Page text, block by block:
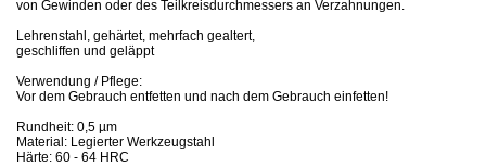
von Gewinden oder des Teilkreisdurchmessers an Verzahnungen.
Lehrenstahl, gehärtet, mehrfach gealtert,
geschliffen und geläppt
Verwendung / Pflege:
Vor dem Gebrauch entfetten und nach dem Gebrauch einfetten!
Rundheit: 0,5 µm
Material: Legierter Werkzeugstahl
Härte: 60 - 64 HRC